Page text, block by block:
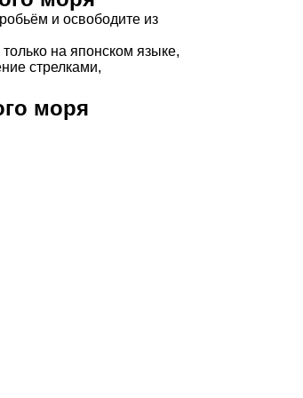
и освободите из
на японском языке,
стрелками,
моря